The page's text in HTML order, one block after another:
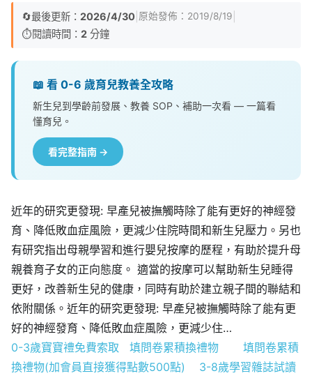
🔄最後更新： 2026/4/30 原始發佈： 2019/8/19
⏱️閱讀時間： 2 分鐘
📖 看 0-6 歲育兒教養全攻略
新生兒到學齡前發展、教養 SOP、補助一次看 — 一篇看
懂育兒。
看完整指南 →
近年的研究更發現: 早產兒被撫觸時除了能有更好的神經發
育、降低敗血症風險，更減少住院時間和新生兒壓力。另也
有研究指出母親學習和進行嬰兒按摩的歷程，有助於提升母
親養育子女的正向態度。 適當的按摩可以幫助新生兒睡得
更好，改善新生兒的健康，同時有助於建立親子間的聯結和
依附關係。近年的研究更發現: 早產兒被撫觸時除了能有更
好的神經發育、降低敗血症風險，更減少住…
0-3歲寶寶禮免費索取
填問卷累積換禮物
填問卷累積
換禮物(加會員直接獲得點數500點)
3-8歲學習雜誌試讀